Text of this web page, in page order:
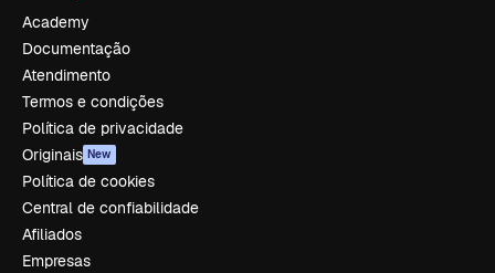
Academy
Documentação
Atendimento
Termos e condições
Política de privacidade
Originais New
Política de cookies
Central de confiabilidade
Afiliados
Empresas